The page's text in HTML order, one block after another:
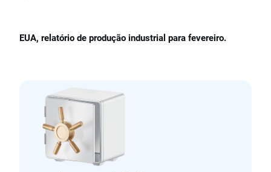
EUA, relatório de produção industrial para fevereiro.